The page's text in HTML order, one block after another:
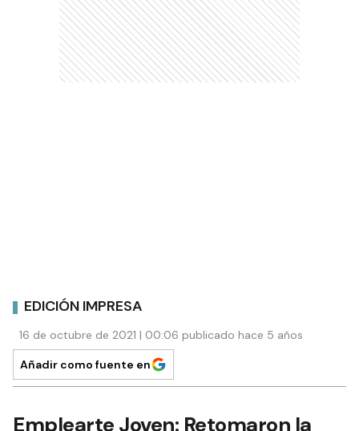
EDICIÓN IMPRESA
16 de octubre de 2021 | 00:06 publicado hace 5 años
Añadir como fuente en
Emplearte Joven: Retomaron la